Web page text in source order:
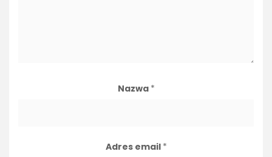
Nazwa *
Adres email *